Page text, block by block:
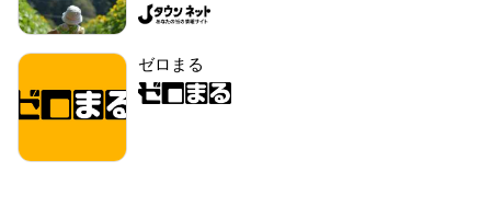
ゼロまる